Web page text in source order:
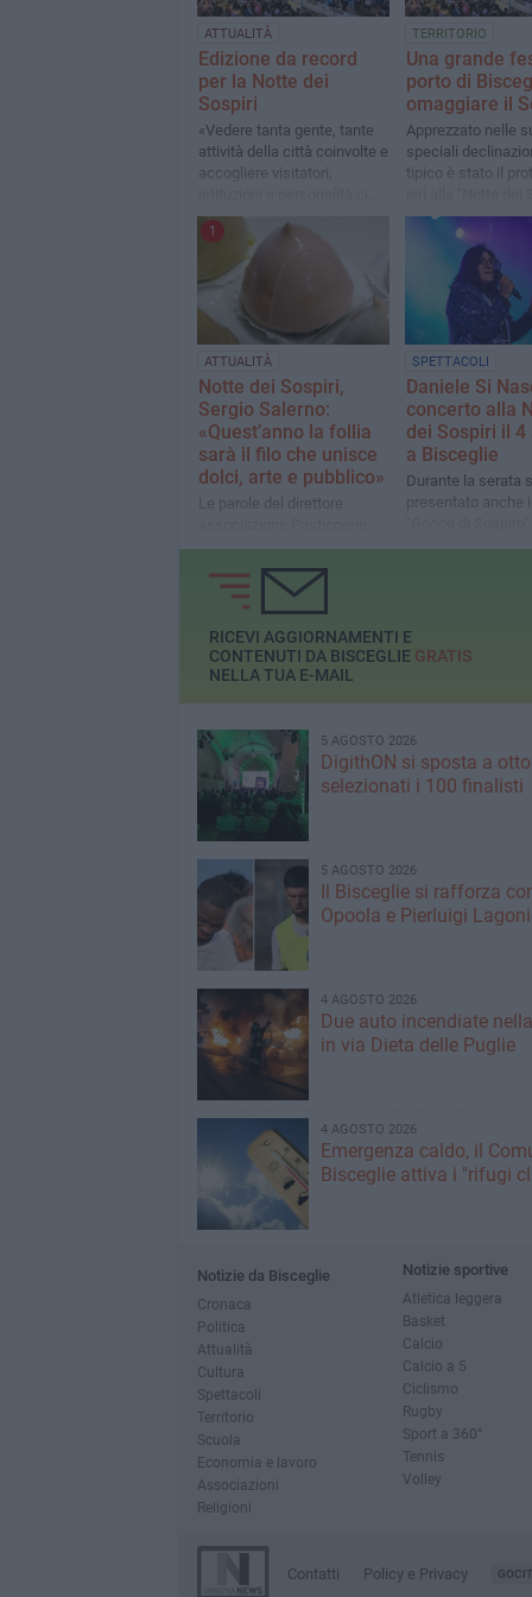
ATTUALITÀ
Edizione da record
per la Notte dei
Sospiri
«Vedere tanta gente, tante
attività della città coinvolte e
accogliere visitatori,
riempie di orgoglio»
TERRITORIO
Una grande
porto di
omaggiare il
Apprezzato nelle
speciali
tipico è stato il
1
ATTUALITÀ
Notte dei Sospiri,
Sergio Salerno:
«Quest’anno la follia
sarà il filo che unisce
dolci, arte e pubblico»
Le parole del direttore
Storiche Biscegliesi a
Bisceglieviva
SPETTACOLI
Daniele Si
concerto alla
dei Sospiri il 4
a Bisceglie
Durante la serata
presentato anche
RICEVI AGGIORNAMENTI E
CONTENUTI DA BISCEGLIE GRATIS
NELLA TUA E-MAIL
5 AGOSTO 2026
DigithON si sposta a
selezionati i 100 finalisti
5 AGOSTO 2026
Il Bisceglie si rafforza
Opoola e Pierluigi
4 AGOSTO 2026
Due auto incendiate
in via Dieta delle Puglie
4 AGOSTO 2026
Emergenza caldo, il
Bisceglie attiva i "rifugi
Notizie da Bisceglie
Cronaca
Politica
Attualità
Cultura
Spettacoli
Territorio
Scuola
Economia e lavoro
Associazioni
Religioni
Notizie sportive
Atletica leggera
Basket
Calcio
Calcio a 5
Ciclismo
Rugby
Sport a 360°
Tennis
Volley
Contatti Policy e Privacy